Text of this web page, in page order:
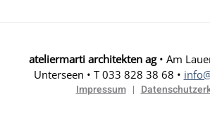
ateliermarti architekten ag• Am
Unterseen • T 033 828 38 68 •
Impressum